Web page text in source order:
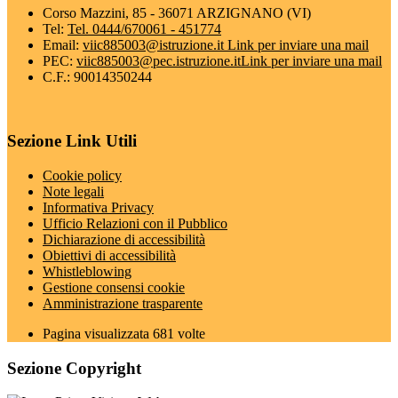
Corso Mazzini, 85 - 36071 ARZIGNANO (VI)
Tel: Tel. 0444/670061 - 451774
Email: viic885003@istruzione.it Link per inviare una mail
PEC: viic885003@pec.istruzione.itLink per inviare una mail
C.F.: 90014350244
Sezione Link Utili
Cookie policy
Note legali
Informativa Privacy
Ufficio Relazioni con il Pubblico
Dichiarazione di accessibilità
Obiettivi di accessibilità
Whistleblowing
Gestione consensi cookie
Amministrazione trasparente
Pagina visualizzata 681 volte
Sezione Copyright